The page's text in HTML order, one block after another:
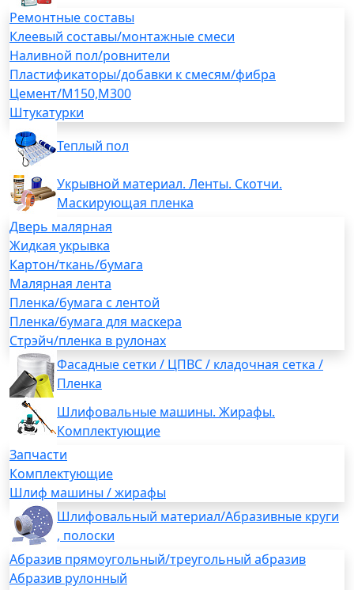
Ремонтные составы
Клеевый составы/монтажные смеси
Наливной пол/ровнители
Пластификаторы/добавки к смесям/фибра
Цемент/М150,М300
Штукатурки
Теплый пол
Укрывной материал. Ленты. Скотчи.
Маскирующая пленка
Дверь малярная
Жидкая укрывка
Картон/ткань/бумага
Малярная лента
Пленка/бумага с лентой
Пленка/бумага для маскера
Стрэйч/пленка в рулонах
Фасадные сетки / ЦПВС / кладочная сетка /
Пленка
Шлифовальные машины. Жирафы.
Комплектующие
Запчасти
Комплектующие
Шлиф машины / жирафы
Шлифовальный материал/Абразивные круги
, полоски
Абразив прямоугольный/треугольный абразив
Абразив рулонный